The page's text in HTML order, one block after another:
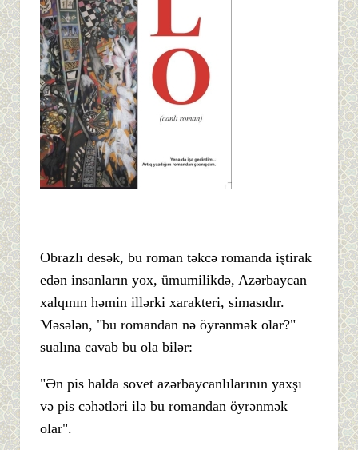
Obrazlı desək, bu roman təkcə romanda iştirak
edən insanların yox, ümumilikdə, Azərbaycan
xalqının həmin illərki xarakteri, simasıdır.
Məsələn, "bu romandan nə öyrənmək olar?"
sualına cavab bu ola bilər:
"Ən pis halda sovet azərbaycanlılarının yaxşı
və pis cəhətləri ilə bu romandan öyrənmək
olar".